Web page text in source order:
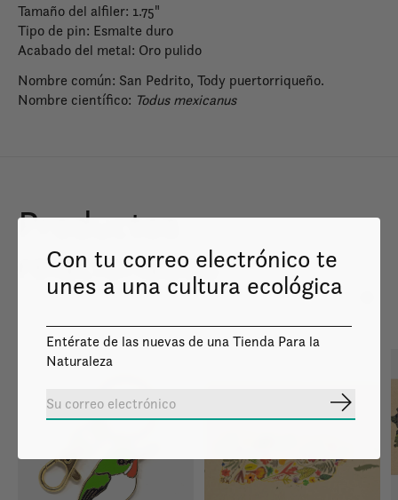
Tamaño del alfiler: 1.75"
Tipo de pin: Esmalte duro
Acabado del metal: Oro pulido
Nombre común: San Pedrito, Tody puertorriqueño.
Nombre científico: Todus mexicanus
Productos
relacionados
Carousel items
Con tu correo electrónico te
unes a una cultura ecológica
Entérate de las nuevas de una Tienda Para la
Naturaleza